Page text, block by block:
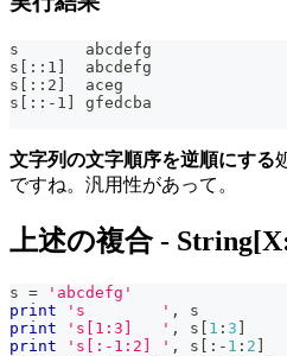
s       abcdefg
s[::1]  abcdefg
s[::2]  aceg
s[::-1] gfedcba
文字列の文字順序を逆順にする
ですね。汎用性があって。
上述の複合 -
s =
'abcdefg'
print
's        ' ,
s
print
's[1:3]   ' , s 1 : 3
print
's[:-1:2] ' , s : - 1 : 2